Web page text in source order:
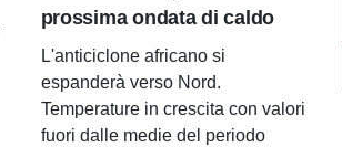
prossima ondata di caldo
L'anticiclone africano si
espanderà verso Nord.
Temperature in crescita con valori
fuori dalle medie del periodo